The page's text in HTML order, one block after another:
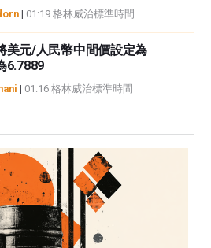
| 01:19 格林威治標準時間
美元/人民幣中間價設定為
6.7889
| 01:16 格林威治標準時間